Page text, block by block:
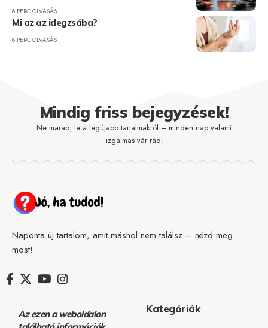
8 PERC OLVASÁS
Mi az az idegzsába?
8 PERC OLVASÁS
Mindig friss bejegyzések!
Ne maradj le a legújabb tartalmakról – minden nap valami
izgalmas vár rád!
Naponta új tartalom, amit máshol nem találsz – nézd meg
most!
Az ezen a weboldalon
Kategóriák